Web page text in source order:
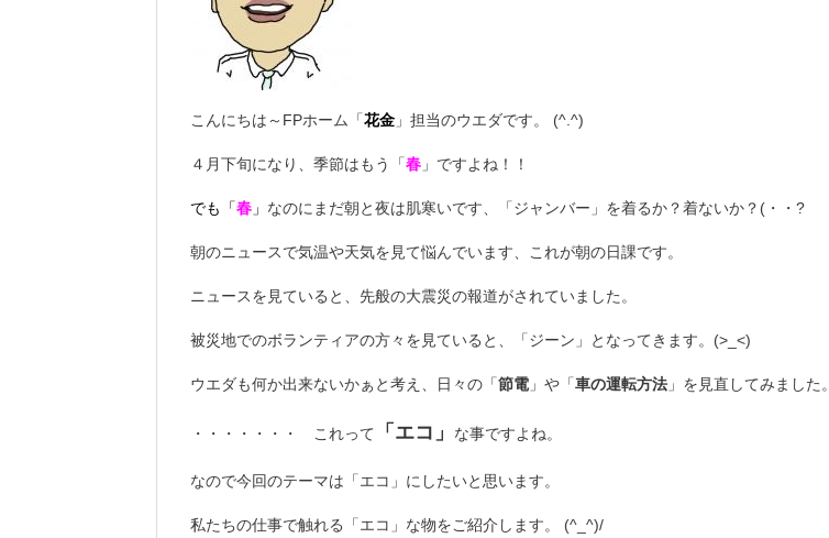
こんにちは～FPホーム「花金 」担当のウエダです。 (^.^)
４月下旬になり、季節はもう「春 」ですよね！！
でも「春 」 なのにまだ朝と夜は肌寒いです、「ジャンバー」を着るか？着ないか？(・・?
朝のニュースで気温や天気を見て悩んでいます、これが朝の日課です。
ニュースを見ていると、先般の大震災の報道がされていました。
被災地でのボランティアの方々を見ていると、「ジーン」となってきます。(>_<)
ウエダも何か出来ないかぁと考え、日々の「節電 」や「車の運転方法 」を見直してみました。
・・・・・・・ これって 「エコ」 な事ですよね。
なので今回のテーマは「エコ」にしたいと思います。
私たちの仕事で触れる「エコ」な物をご紹介します。 (^_^)/